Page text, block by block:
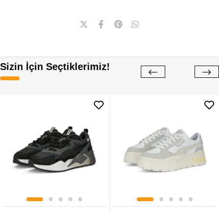
Sizin İçin Seçtiklerimiz!